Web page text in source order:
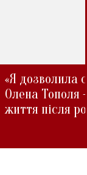
«Я дозволила
Олена Тополя
життя після